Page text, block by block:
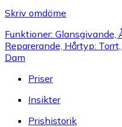
Skriv omdöme
Funktioner: Glansgivande,
Reparerande, Hårtyp:
Dam
Priser
Insikter
Prishistorik